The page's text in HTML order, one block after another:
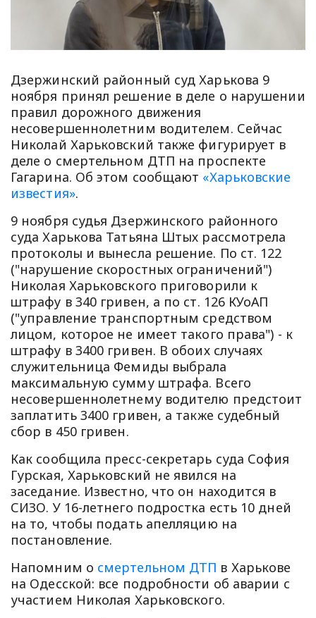
Дзержинский районный суд Харькова 9
ноября принял решение в деле о нарушении
правил дорожного движения
несовершеннолетним водителем. Сейчас
Николай Харьковский также фигурирует в
деле о смертельном ДТП на проспекте
Гагарина. Об этом сообщают «Харьковские
известия».
9 ноября судья Дзержинского районного
суда Харькова Татьяна Штых рассмотрела
протоколы и вынесла решение. По ст. 122
("нарушение скоростных ограничений")
Николая Харьковского приговорили к
штрафу в 340 гривен, а по ст. 126 КУоАП
("управление транспортным средством
лицом, которое не имеет такого права") - к
штрафу в 3400 гривен. В обоих случаях
служительница Фемиды выбрала
максимальную сумму штрафа. Всего
несовершеннолетнему водителю предстоит
заплатить 3400 гривен, а также судебный
сбор в 450 гривен.
Как сообщила пресс-секретарь суда София
Гурская, Харьковский не явился на
заседание. Известно, что он находится в
СИЗО. У 16-летнего подростка есть 10 дней
на то, чтобы подать апелляцию на
постановление.
Напомним о смертельном ДТП в Харькове
на Одесской: все подробности об аварии с
участием Николая Харьковского.